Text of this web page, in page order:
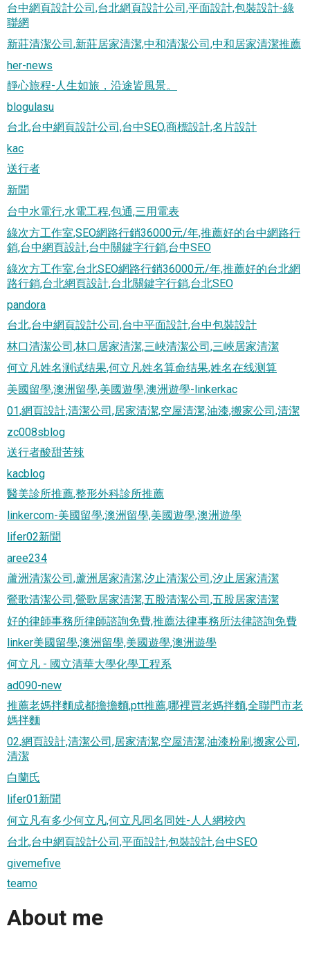
台中網頁設計公司,台北網頁設計公司,平面設計,包裝設計-綠
聯網
新莊清潔公司,新莊居家清潔,中和清潔公司,中和居家清潔推薦
her-news
靜心旅程-人生如旅，沿途皆風景。
blogulasu
台北,台中網頁設計公司,台中SEO,商標設計,名片設計
kac
送行者
新聞
台中水電行,水電工程,包通,三用電表
綠次方工作室,SEO網路行銷36000元/年,推薦好的台中網路行
銷,台中網頁設計,台中關鍵字行銷,台中SEO
綠次方工作室,台北SEO網路行銷36000元/年,推薦好的台北網
路行銷,台北網頁設計,台北關鍵字行銷,台北SEO
pandora
台北,台中網頁設計公司,台中平面設計,台中包裝設計
林口清潔公司,林口居家清潔,三峽清潔公司,三峽居家清潔
何立凡姓名测试结果,何立凡姓名算命结果,姓名在线测算
美國留學,澳洲留學,美國遊學,澳洲遊學-linkerkac
01,網頁設計,清潔公司,居家清潔,空屋清潔,油漆,搬家公司,清潔
zc008sblog
送行者酸甜苦辣
kacblog
醫美診所推薦,整形外科診所推薦
linkercom-美國留學,澳洲留學,美國遊學,澳洲遊學
lifer02新聞
aree234
蘆洲清潔公司,蘆洲居家清潔,汐止清潔公司,汐止居家清潔
鶯歌清潔公司,鶯歌居家清潔,五股清潔公司,五股居家清潔
好的律師事務所律師諮詢免費,推薦法律事務所法律諮詢免費
linker美國留學,澳洲留學,美國遊學,澳洲遊學
何立凡 - 國立清華大學化學工程系
ad090-new
推薦老媽拌麵成都擔擔麵,ptt推薦,哪裡買老媽拌麵,全聯門市老
媽拌麵
02,網頁設計,清潔公司,居家清潔,空屋清潔,油漆粉刷,搬家公司,
清潔
白蘭氏
lifer01新聞
何立凡有多少何立凡,何立凡同名同姓-人人網校內
台北,台中網頁設計公司,平面設計,包裝設計,台中SEO
givemefive
teamo
About me